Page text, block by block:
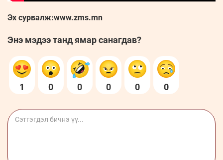
Эх сурвалж:www.zms.mn
Энэ мэдээ танд ямар санагдав?
1 0 0 0 0 0